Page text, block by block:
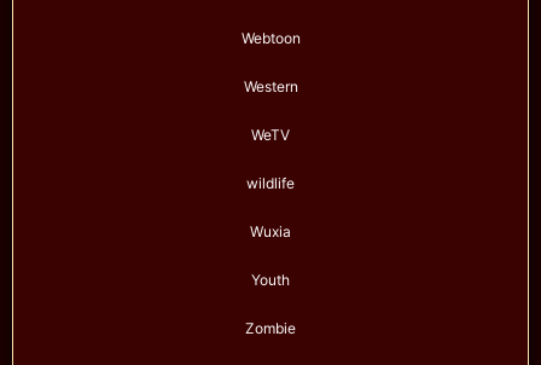
Webtoon
Western
WeTV
wildlife
Wuxia
Youth
Zombie